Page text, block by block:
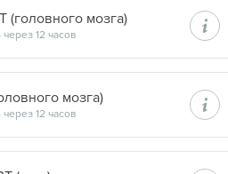
(головного мозга)
12 часов
мозга)
12 часов